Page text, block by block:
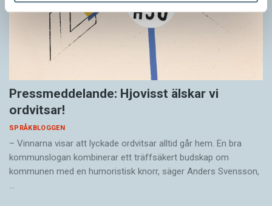
Pressmeddelande: Hjovisst älskar vi
ordvitsar!
SPRÅKBLOGGEN
– Vinnarna visar att lyckade ordvitsar alltid går hem. En bra
kommunslogan kombinerar ett träffsäkert budskap om
kommunen med en humoristisk knorr, säger Anders Svensson,
…